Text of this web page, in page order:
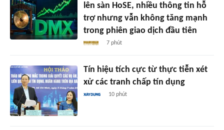
lên sàn HoSE, nhiều thông tin hỗ
trợ nhưng vẫn không tăng mạnh
trong phiên giao dịch đầu tiên
7 phút
Tín hiệu tích cực từ thực tiễn xét
xử các tranh chấp tín dụng
10 phút